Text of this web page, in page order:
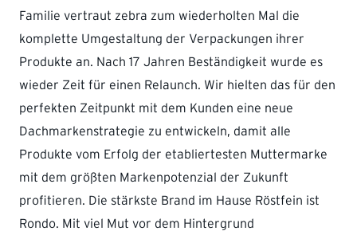
Familie vertraut zebra zum wiederholten Mal die
komplette Umgestaltung der Verpackungen ihrer
Produkte an. Nach 17 Jahren Beständigkeit wurde es
wieder Zeit für einen Relaunch. Wir hielten das für den
perfekten Zeitpunkt mit dem Kunden eine neue
Dachmarkenstrategie zu entwickeln, damit alle
Produkte vom Erfolg der etabliertesten Muttermarke
mit dem größten Markenpotenzial der Zukunft
profitieren. Die stärkste Brand im Hause Röstfein ist
Rondo. Mit viel Mut vor dem Hintergrund